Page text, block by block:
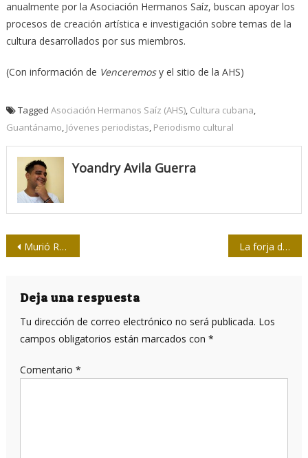
anualmente por la Asociación Hermanos Saíz, buscan apoyar los
procesos de creación artística e investigación sobre temas de la
cultura desarrollados por sus miembros.
(Con información de Venceremosy el sitio de la AHS)
Tagged Asociación Hermanos Saíz (AHS), Cultura cubana
Guantánamo Jóvenes periodistas Periodismo cultural
Yoandry Avila Guerra
Navegación
entradas
Murió Robert Fisk, legendario periodista británico La forja del líder: El delegado
Deja una respuesta
Tu dirección de correo electrónico no será publicada. Los
campos obligatorios están marcados con *
Comentario *